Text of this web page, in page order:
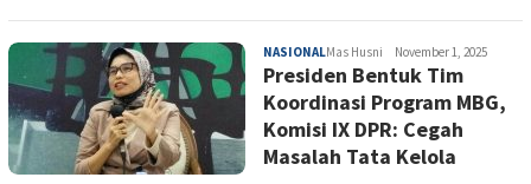
NASIONALMas Husni November 1, 2025
Presiden Bentuk Tim
Koordinasi Program MBG,
Komisi IX DPR: Cegah
Masalah Tata Kelola